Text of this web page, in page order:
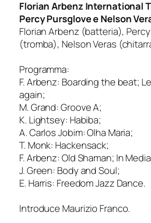
Florian Arbenz International
Percy Pursglove e Nelson
Florian Arbenz (batteria),
(tromba), Nelson Veras
Programma:
F. Arbenz: Boarding the beat;
again;
M. Grand: Groove A;
K. Lightsey: Habiba;
A. Carlos Jobim: Olha Maria;
T. Monk: Hackensack;
F. Arbenz: Old Shaman; In
J. Green: Body and Soul;
E. Harris: Freedom Jazz Dance.
Introduce Maurizio Franco.